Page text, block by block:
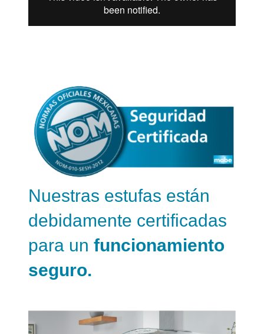
Nuestras estufas están
debidamente certificadas
para un funcionamiento
seguro.